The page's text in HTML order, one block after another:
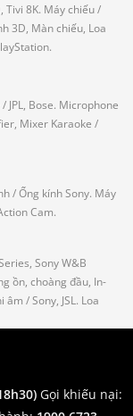
Tivi 8K. Máy chiếu/
3D, Màn chiếu, Loa
/ JPL, Bose. Microphone
Mixer Karaoke /
/ Ống kính Sony. Máy
Cam.
Sony W&B
ồn, choàng đầu, In-
âm / Sony, JSL. Loa
Gọi khiếu nại: